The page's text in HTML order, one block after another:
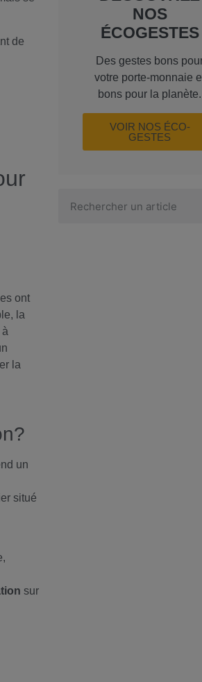
de
ont
la
la
un
situé
sur
NOS
ÉCOGESTES
Des gestes bons
votre porte-monnaie
bons pour la planète.
VOIR NOS ÉCO-
GESTES